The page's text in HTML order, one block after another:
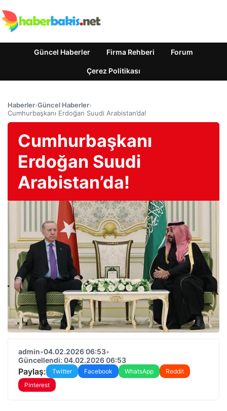
Güncel Haberler Firma Rehberi Forum
Çerez Politikası
Haberler›Güncel Haberler›
Cumhurbaşkanı Erdoğan Suudi Arabistan’da!
Cumhurbaşkanı
Erdoğan Suudi
Arabistan’da!
admin•04.02.2026 06:53•
Güncellendi: 04.02.2026 06:53
Paylaş: Twitter Facebook WhatsApp
Reddit
Pinterest